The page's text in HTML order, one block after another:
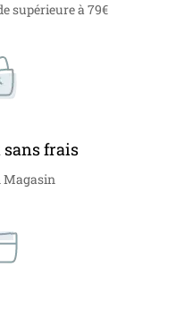
supérieure à 79€
sans frais
Magasin